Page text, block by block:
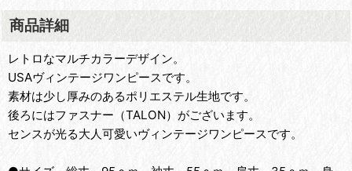
商品詳細
レトロなマルチカラーデザイン。
USAヴィンテージワンピースです。
素材は少し厚みのあるポリエステル生地です。
後ろにはファスナー（TALON）がございます。
センスが光る大人可愛いヴィンテージワンピースです。